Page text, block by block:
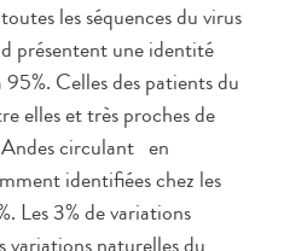
les séquences du virus
présentent une identité
Celles des patients du
elles et très proches de
Andes circulant en
identifiées chez les
Les 3% de variations